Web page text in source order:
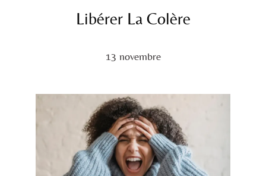
Libérer La Colère
13 novembre